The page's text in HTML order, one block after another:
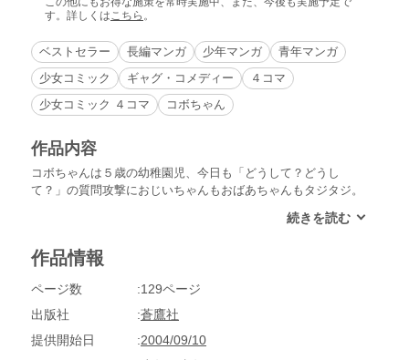
す。詳しくは こちら 。
ベストセラー 長編マンガ 少年マンガ
青年マンガ
少女コミック
ギャグ・コメディー
４コマ
少女コミック ４コマ
コボちゃん
作品内容
コボちゃんは５歳の幼稚園児、今日も「どうして？どうし
て？」の質問攻撃におじいちゃんもおばあちゃんもタジタジ。
ちゃんは簡単には引き下がらないよ。【2000年1月～5月分収
作品情報
ページ数
129ページ
出版社
蒼鷹社
提供開始日
2004/09/10